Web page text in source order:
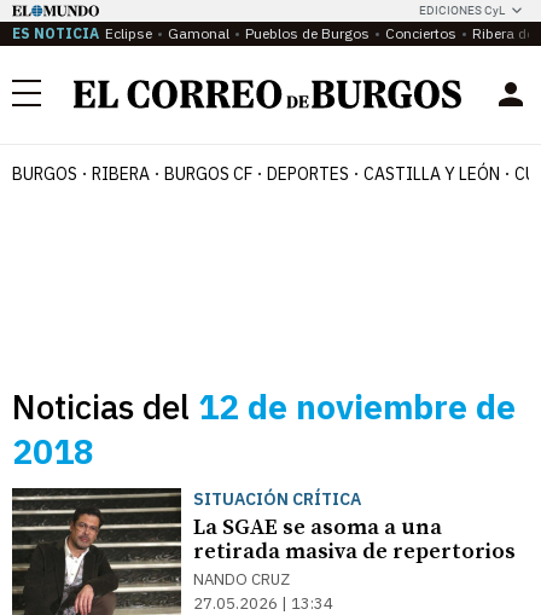
EDICIONES CyL
ES NOTICIA Eclipse Gamonal Pueblos de Burgos Conciertos Ribera del
Menú
BURGOS RIBERA BURGOS CF DEPORTES CASTILLA Y LEÓN
Noticias del 12 de noviembre de
2018
SITUACIÓN CRÍTICA
La SGAE se asoma a una
retirada masiva de repertorios
NANDO CRUZ
27.05.2026 | 13:34